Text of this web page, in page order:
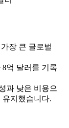
장 큰 글로벌
8억 달러를 기록
과 낮은 비용으
유지했습니다.